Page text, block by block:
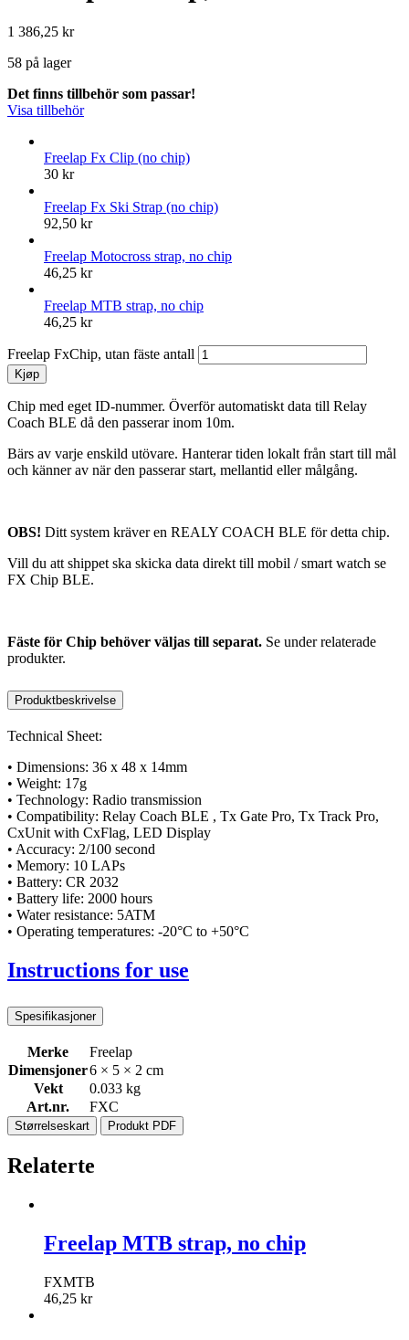
1 386,25 kr
58 på lager
Det finns tillbehör som passar!
Visa tillbehör
Freelap Fx Clip (no chip)
30 kr
Freelap Fx Ski Strap (no chip)
92,50 kr
Freelap Motocross strap, no chip
46,25 kr
Freelap MTB strap, no chip
46,25 kr
Freelap FxChip, utan fäste antall
Kjøp
Chip med eget ID-nummer. Överför automatiskt data till Relay
Coach BLE då den passerar inom 10m.
Bärs av varje enskild utövare. Hanterar tiden lokalt från start till mål
och känner av när den passerar start, mellantid eller målgång.
OBS! Ditt system kräver en REALY COACH BLE för detta chip.
Vill du att shippet ska skicka data direkt till mobil / smart watch se
FX Chip BLE.
Fäste för Chip behöver väljas till separat. Se under relaterade
produkter.
Produktbeskrivelse
Technical Sheet:
• Dimensions: 36 x 48 x 14mm
• Weight: 17g
• Technology: Radio transmission
• Compatibility: Relay Coach BLE , Tx Gate Pro, Tx Track Pro,
CxUnit with CxFlag, LED Display
• Accuracy: 2/100 second
• Memory: 10 LAPs
• Battery: CR 2032
• Battery life: 2000 hours
• Water resistance: 5ATM
• Operating temperatures: -20°C to +50°C
Instructions for use
Spesifikasjoner
Merke
Freelap
Dimensjoner6 × 5 × 2 cm
Vekt
0.033 kg
Art.nr.
FXC
Størrelseskart Produkt PDF
Relaterte
Freelap MTB strap, no chip
FXMTB
46,25 kr